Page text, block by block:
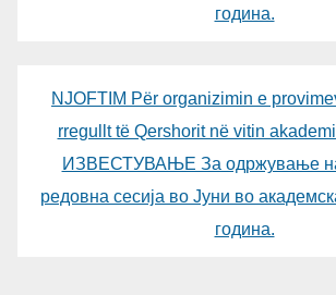
година.
NJOFTIM Për organizimin e
rregullt të Qershorit në vitin
ИЗВЕСТУВАЊЕ За одржување
редовна сесија во Јуни во
година.